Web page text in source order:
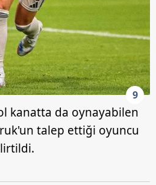
9
kanatta da oynayabilen
talep ettiği oyuncu